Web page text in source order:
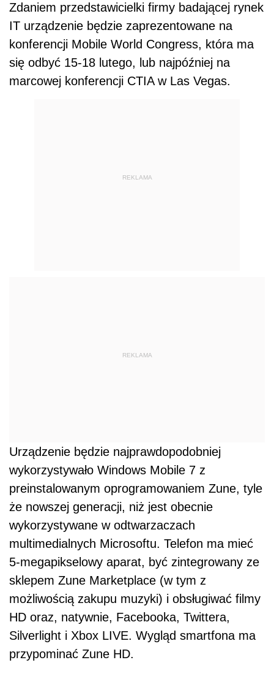
Zdaniem przedstawicielki firmy badającej rynek
IT urządzenie będzie zaprezentowane na
konferencji Mobile World Congress, która ma
się odbyć 15-18 lutego, lub najpóźniej na
marcowej konferencji CTIA w Las Vegas.
REKLAMA
REKLAMA
Urządzenie będzie najprawdopodobniej
wykorzystywało Windows Mobile 7 z
preinstalowanym oprogramowaniem Zune, tyle
że nowszej generacji, niż jest obecnie
wykorzystywane w odtwarzaczach
multimedialnych Microsoftu. Telefon ma mieć
5-megapikselowy aparat, być zintegrowany ze
sklepem Zune Marketplace (w tym z
możliwością zakupu muzyki) i obsługiwać filmy
HD oraz, natywnie, Facebooka, Twittera,
Silverlight i Xbox LIVE. Wygląd smartfona ma
przypominać Zune HD.